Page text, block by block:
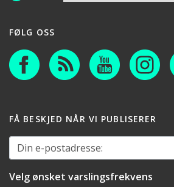
FØLG OSS
FÅ BESKJED NÅR VI PUBLISERER
Din e-postadresse:
Velg ønsket varslingsfrekvens